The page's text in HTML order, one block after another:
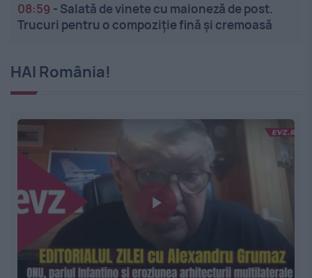
08:59 - Salată de vinete cu maioneză de post.
Trucuri pentru o compoziție fină și cremoasă
HAI România!